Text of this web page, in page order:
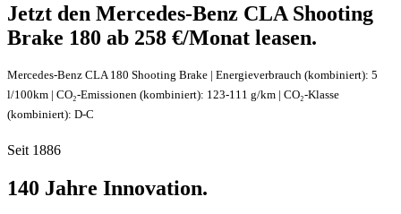
Jetzt den Mercedes-Benz CLA Shooting
Brake 180 ab 258 €/Monat leasen.
Mercedes-Benz CLA 180 Shooting Brake | Energieverbrauch (kombiniert): 5
l/100km | CO₂-Emissionen (kombiniert): 123-111 g/km | CO₂-Klasse
(kombiniert): D-C
Seit 1886
140 Jahre Innovation.